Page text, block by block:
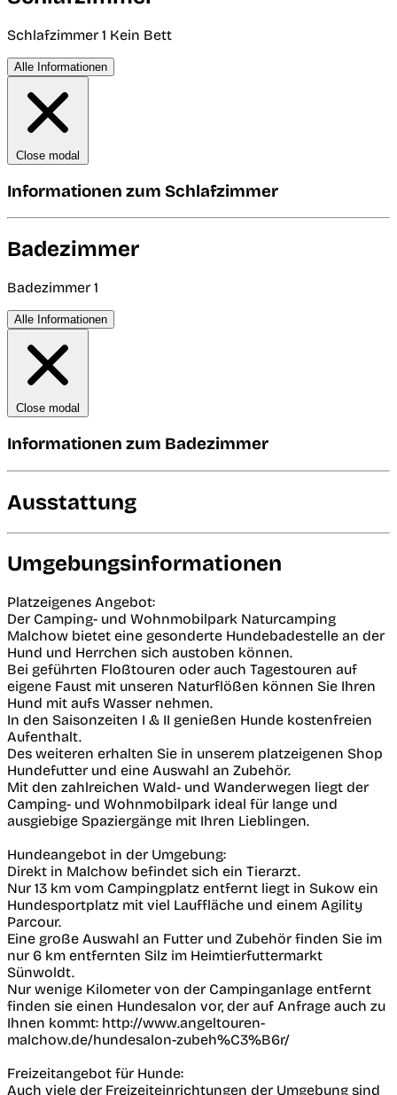
Schlafzimmer 1 Kein Bett
Alle Informationen
Close modal
Informationen zum Schlafzimmer
Badezimmer
Badezimmer 1
Alle Informationen
Close modal
Informationen zum Badezimmer
Ausstattung
Umgebungsinformationen
Platzeigenes Angebot:
Der Camping- und Wohnmobilpark Naturcamping
Malchow bietet eine gesonderte Hundebadestelle an der
Hund und Herrchen sich austoben können.
Bei geführten Floßtouren oder auch Tagestouren auf
eigene Faust mit unseren Naturflößen können Sie Ihren
Hund mit aufs Wasser nehmen.
In den Saisonzeiten I & II genießen Hunde kostenfreien
Aufenthalt.
Des weiteren erhalten Sie in unserem platzeigenen Shop
Hundefutter und eine Auswahl an Zubehör.
Mit den zahlreichen Wald- und Wanderwegen liegt der
Camping- und Wohnmobilpark ideal für lange und
ausgiebige Spaziergänge mit Ihren Lieblingen.
Hundeangebot in der Umgebung:
Direkt in Malchow befindet sich ein Tierarzt.
Nur 13 km vom Campingplatz entfernt liegt in Sukow ein
Hundesportplatz mit viel Lauffläche und einem Agility
Parcour.
Eine große Auswahl an Futter und Zubehör finden Sie im
nur 6 km entfernten Silz im Heimtierfuttermarkt
Sünwoldt.
Nur wenige Kilometer von der Campinganlage entfernt
finden sie einen Hundesalon vor, der auf Anfrage auch zu
Ihnen kommt: http://www.angeltouren-
malchow.de/hundesalon-zubeh%C3%B6r/
Freizeitangebot für Hunde:
Auch viele der Freizeiteinrichtungen der Umgebung sind